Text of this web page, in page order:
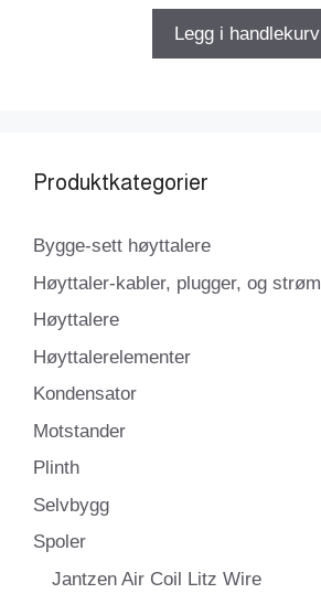
Legg i handlekurv
Produktkategorier
Bygge-sett høyttalere
Høyttaler-kabler, plugger, og strøm
Høyttalere
Høyttalerelementer
Kondensator
Motstander
Plinth
Selvbygg
Spoler
Jantzen Air Coil Litz Wire